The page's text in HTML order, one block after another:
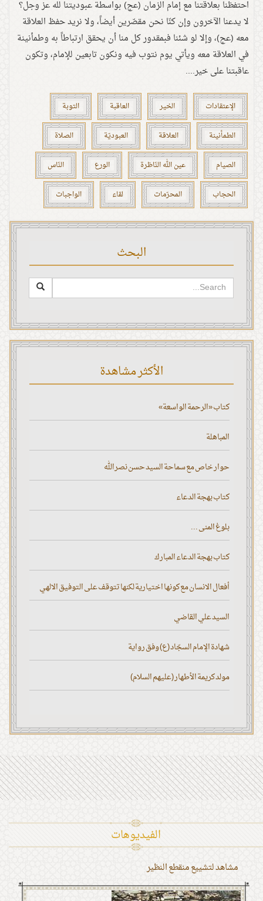
احتفظنا بعلاقتنا مع إمام الزمان (عج) بواسطة عبوديتنا لله عز وجل؟
لا يدعنا الآخرون وإن كنّا نحن مقصّرين أيضاً، ولا نريد حفظ العلاقة
معه (عج)، وإلا لو شئنا فبمقدور كل منا أن يحقق ارتباطاً به وطمأنينة
في العلاقة معه ويأتي يوم نتوب فيه ونكون تابعين للإمام، وتكون
عاقبتنا على خير....
الإعتقادات الخير العاقبة التوبة
الطمأنينة العلاقة العبوديّة الصلاة
الصيام عين الله النّاظرة الورع النّاس
الحجاب المحرّمات لقاء الواجبات
البحث
الأكثر مشاهدة
كتاب «الرحمة الواسعة»
المباهلة
حوار خاص مع سماحة السيد حسن نصر الله
كتاب بهجة الدعاء
بلوغ المنى ...
كتاب بهجة الدعاء المبارك
أفعال الانسان مع كونها اختيارية لكنها تتوقف على التوفيق الالهي
السيد علي القاضي
شهادة الإمام السجّاد (ع) وفق رواية
مولد كريمة الأطهار (عليهم السلام)
الفیدیوهات
مشاهد لتشييع منقطع النظير